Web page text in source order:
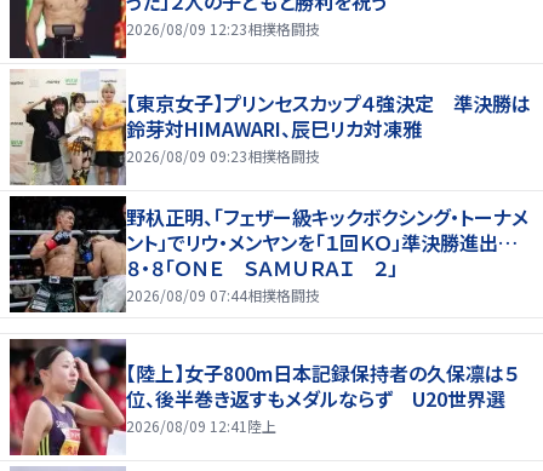
2026/08/09 12:23相撲格闘技
【東京女子】プリンセスカップ４強決定 準決勝は
鈴芽対HIMAWARI、辰巳リカ対凍雅
2026/08/09 09:23相撲格闘技
野杁正明、「フェザー級キックボクシング・トーナメ
ント」でリウ・メンヤンを「１回ＫＯ」準決勝進出…
８・８「ＯＮＥ ＳＡＭＵＲＡＩ ２」
2026/08/09 07:44相撲格闘技
【陸上】女子800m日本記録保持者の久保凛は５
位、後半巻き返すもメダルならず U20世界選
2026/08/09 12:41 陸上